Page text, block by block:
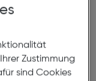
Zustimmung
sind Cookies